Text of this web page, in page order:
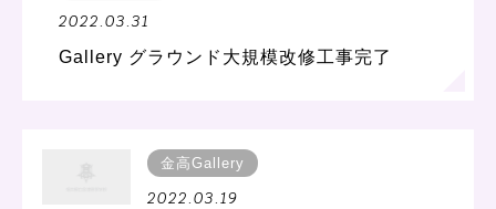
2022.03.31
Gallery グラウンド大規模改修工事完了
金高Gallery
2022.03.19